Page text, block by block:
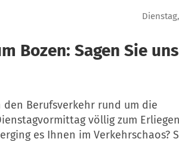
Bozen: Sagen Sie
Berufsverkehr rund um die
völlig zum Erliegen
es Ihnen im Verkehrschaos?